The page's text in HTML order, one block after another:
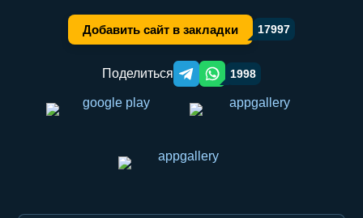
Добавить сайт в закладки 17997
Поделиться Telegram orqali ulashish
WhatsApp orqali ulashish
1998